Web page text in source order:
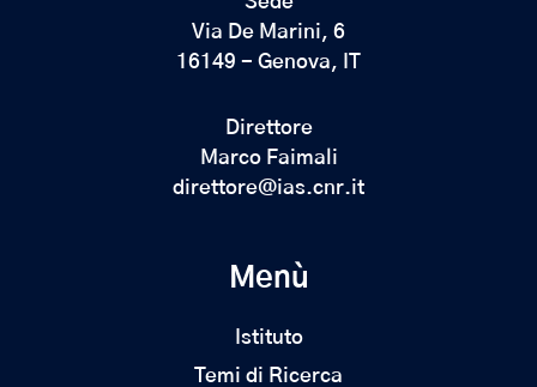
Via De Marini, 6
16149 - Genova, IT
Direttore
Marco Faimali
direttore@ias.cnr.it
Menù
Istituto
Temi di Ricerca